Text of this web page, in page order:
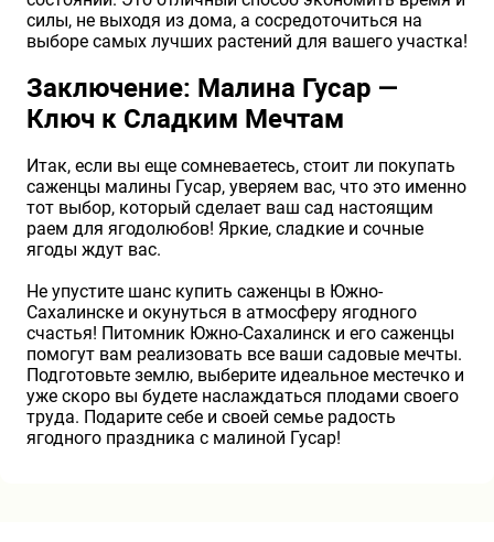
силы, не выходя из дома, а сосредоточиться на
выборе самых лучших растений для вашего участка!
Заключение: Малина Гусар —
Ключ к Сладким Мечтам
Итак, если вы еще сомневаетесь, стоит ли покупать
саженцы малины Гусар, уверяем вас, что это именно
тот выбор, который сделает ваш сад настоящим
раем для ягодолюбов! Яркие, сладкие и сочные
ягоды ждут вас.
Не упустите шанс купить саженцы в Южно-
Сахалинске и окунуться в атмосферу ягодного
счастья! Питомник Южно-Сахалинск и его саженцы
помогут вам реализовать все ваши садовые мечты.
Подготовьте землю, выберите идеальное местечко и
уже скоро вы будете наслаждаться плодами своего
труда. Подарите себе и своей семье радость
ягодного праздника с малиной Гусар!